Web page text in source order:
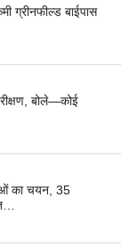
ग्रीनफील्ड बाईपास
बोले—कोई
का चयन, 35